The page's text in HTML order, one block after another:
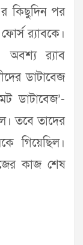
কিছুদিন পর
র‌্যাবকে।
অবশ্য র‌্যাব
ডাটাবেজ
ডাটাবেজ’-
তবে তাদের
গিয়েছিল।
কাজ শেষ